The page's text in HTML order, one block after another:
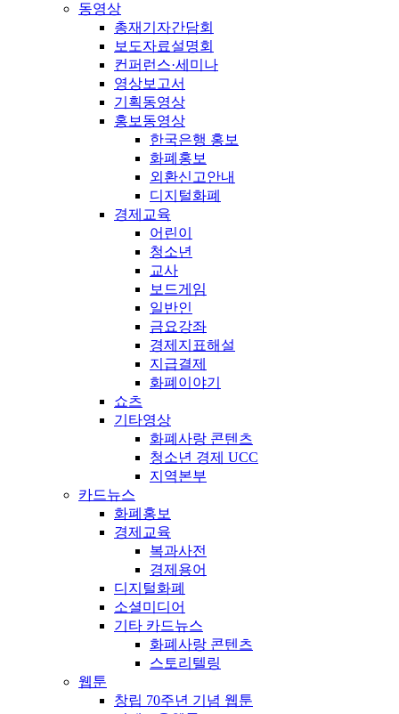
동영상
총재기자간담회
보도자료설명회
컨퍼런스·세미나
영상보고서
기획동영상
홍보동영상
한국은행 홍보
화폐홍보
외환신고안내
디지털화폐
경제교육
어린이
청소년
교사
보드게임
일반인
금요강좌
경제지표해설
지급결제
화폐이야기
쇼츠
기타영상
화폐사랑 콘텐츠
청소년 경제 UCC
지역본부
카드뉴스
화폐홍보
경제교육
복과사전
경제용어
디지털화폐
소셜미디어
기타 카드뉴스
화폐사랑 콘텐츠
스토리텔링
웹툰
창립 70주년 기념 웹툰